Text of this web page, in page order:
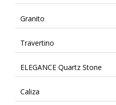
Granito
Travertino
ELEGANCE Quartz Stone
Caliza